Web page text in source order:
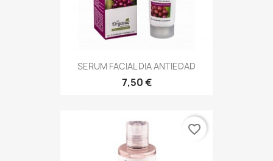
SERUM FACIAL DIA ANTIEDAD
7,50 €
favorite_border